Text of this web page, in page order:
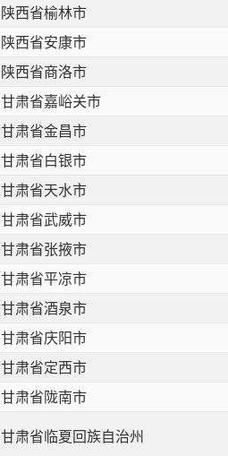
陕西省榆林市
陕西省安康市
陕西省商洛市
甘肃省嘉峪关市
甘肃省金昌市
甘肃省白银市
甘肃省天水市
甘肃省武威市
甘肃省张掖市
甘肃省平凉市
甘肃省酒泉市
甘肃省庆阳市
甘肃省定西市
甘肃省陇南市
甘肃省临夏回族自治州